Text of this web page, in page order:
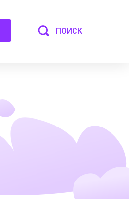
ПОИСК